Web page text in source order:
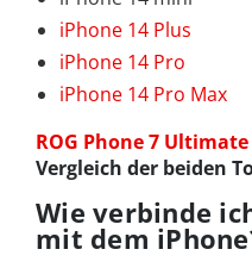
iPhone 14 Plus
iPhone 14 Pro
iPhone 14 Pro Max
ROG Phone 7
Vergleich der beiden
Wie verbinde
mit dem